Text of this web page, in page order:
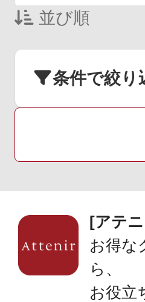
並び順
条件で絞り
[アテ
お得な
ら、
お役立